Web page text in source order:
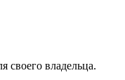
своего владельца.